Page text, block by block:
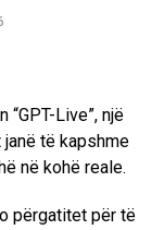
“GPT-Live”, një
të kapshme
në kohë reale.
përgatitet për të